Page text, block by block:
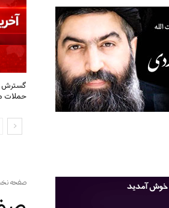
گسترش
حملات